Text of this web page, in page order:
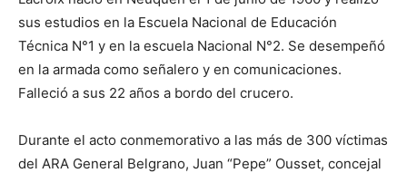
sus estudios en la Escuela Nacional de Educación
Técnica N°1 y en la escuela Nacional N°2. Se desempeñó
en la armada como señalero y en comunicaciones.
Falleció a sus 22 años a bordo del crucero.
Durante el acto conmemorativo a las más de 300 víctimas
del ARA General Belgrano, Juan “Pepe” Ousset, concejal